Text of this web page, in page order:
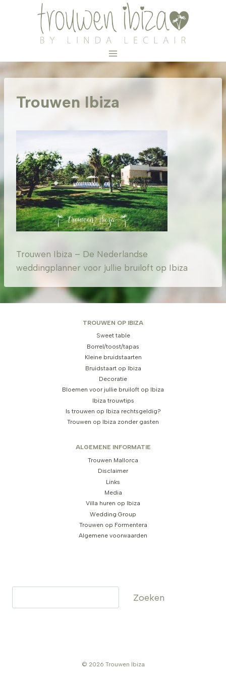
Trouwen Ibiza
Trouwen Ibiza – De Nederlandse
weddingplanner voor jullie bruiloft op Ibiza
TROUWEN OP IBIZA
Sweet table
Borrel/toost/tapas
Kleine bruidstaarten
Bruidstaart op Ibiza
Decoratie
Bloemen voor jullie bruiloft op Ibiza
Ibiza trouwtips
Is trouwen op Ibiza rechtsgeldig?
Trouwen op Ibiza zonder gasten
ALGEMENE INFORMATIE
Trouwen Mallorca
Disclaimer
Links
Media
Villa huren op Ibiza
Wedding Group
Trouwen op Formentera
Algemene voorwaarden
Zoeken
© 2026 Trouwen Ibiza